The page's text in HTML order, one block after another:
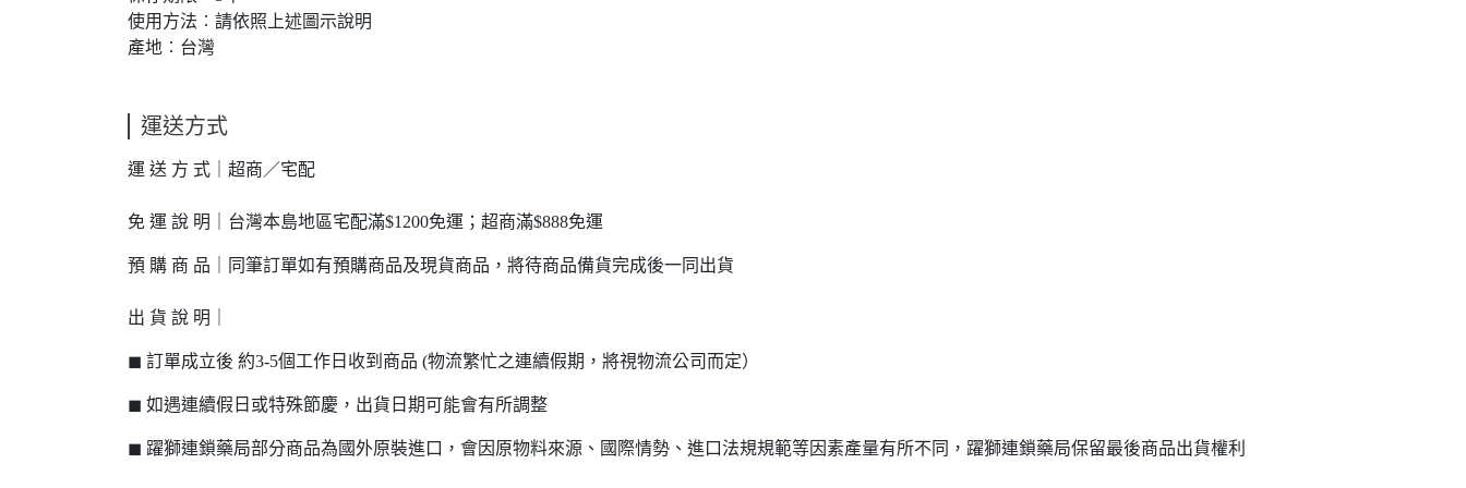
使用方法︰請依照上述圖示說明
產地︰台灣
運送方式
運 送 方 式｜超商／宅配
免 運 說 明｜台灣本島地區宅配滿$1200免運；超商滿$888免運
預 購 商 品｜同筆訂單如有預購商品及現貨商品，將待商品備貨完成後一同出貨
出 貨 說 明｜
◼ 訂單成立後 約3-5個工作日收到商品 (物流繁忙之連續假期，將視物流公司而定）
◼ 如遇連續假日或特殊節慶，出貨日期可能會有所調整
◼ 躍獅連鎖藥局部分商品為國外原裝進口，會因原物料來源、國際情勢、進口法規規範等因素產量有所不同，躍獅連鎖藥局保留最後商品出貨權利